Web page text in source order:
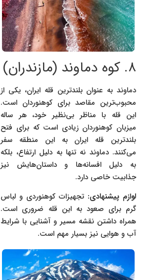
۸. کوه دماوند (مازندران)
دماوند به عنوان بلندترین قله ایران، یکی از
محبوب‌ترین مقاصد برای کوهنوردان است.
این قله با مناظر بی‌نظیر خود، هر ساله
میزبان کوهنوردان زیادی است که برای فتح
بلندترین قله ایران به این منطقه سفر
می‌کنند. دماوند نه تنها به دلیل ارتفاع، بلکه
به دلیل افسانه‌ها و داستان‌هایش نیز
جذابیت خاصی دارد.
لوازم پیشنهادی: تجهیزات کوهنوردی و لباس
گرم برای صعود به این قله ضروری است.
همراه داشتن نقشه مسیر و آشنایی با شرایط
آب و هوایی نیز بسیار مهم است.